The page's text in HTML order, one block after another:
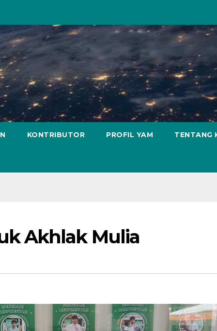
KONTRIBUTOR PROFIL YAM TENTANG
Akhlak Mulia